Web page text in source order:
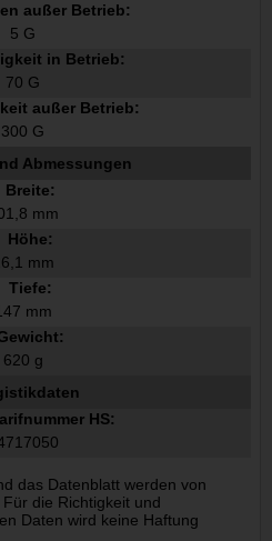
außer Betrieb:
5 G
in Betrieb:
70 G
außer Betrieb:
300 G
Abmessungen
Breite:
mm
Höhe:
mm
Tiefe:
mm
620 g
HS:
das Datenblatt werden von
die Richtigkeit und
Daten wird keine Haftung